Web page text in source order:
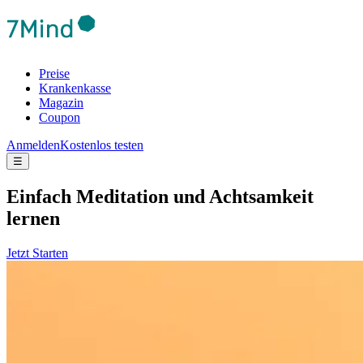
Preise
Krankenkasse
Magazin
Coupon
AnmeldenKostenlos testen
☰
Ein­fach Medi­ta­tion und Acht­sam­keit
lernen
Jetzt Starten